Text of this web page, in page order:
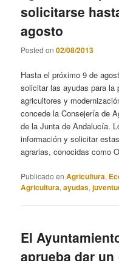
solicitarse
agosto
Posted on02/08/2013
Hasta el próximo 9 de
solicitar las ayudas para la
agricultores y
concede la Consejería de
de la Junta de Andalucía.
información y solicitar
agrarias, conocidas como
Publicado en Agricultura,
Agricultura,ayudas,
El
aprueba dar un